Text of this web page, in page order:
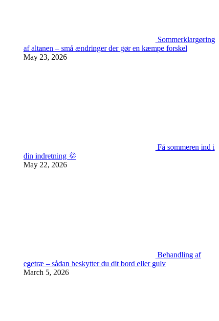
Sommerklargøring
af altanen – små ændringer der gør en kæmpe forskel
May 23, 2026
Få sommeren ind i
din indretning 🌞
May 22, 2026
Behandling af
egetræ – sådan beskytter du dit bord eller gulv
March 5, 2026